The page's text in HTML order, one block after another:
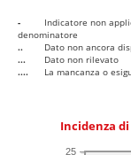
-
Indicatore non
denominatore
..
Dato non ancora
...
Dato non rilevato
....
La mancanza o
Incidenza
25